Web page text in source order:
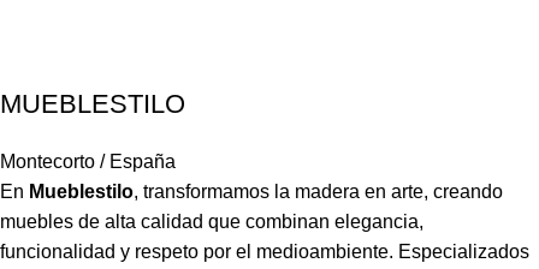
MUEBLESTILO
Montecorto / España
En Mueblestilo, transformamos la madera en arte, creando
muebles de alta calidad que combinan elegancia,
funcionalidad y respeto por el medioambiente. Especializados